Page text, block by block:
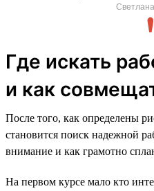
Где искать
и как
После того, как определены
становится поиск надежной
внимание и как грамотно
На первом курсе мало кто